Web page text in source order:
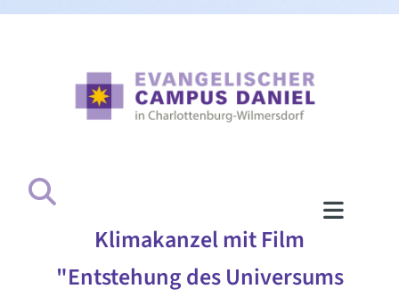
Klimakanzel mit Film
"Entstehung des Universums